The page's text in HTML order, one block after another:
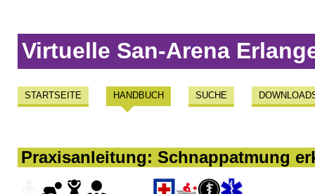
Virtuelle San-Arena
STARTSEITE HANDBUCH SUCHE
Praxisanleitung: Schnappatmung